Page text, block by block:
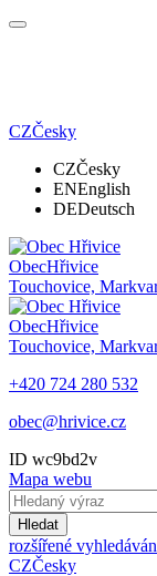
CZČesky
CZČesky
ENEnglish
DEDeutsch
ObecHřivice
Touchovice,
ObecHřivice
Touchovice,
+420 724 280 532
obec@hrivice.cz
ID wc9bd2v
Mapa webu
Hledat
rozšířené
CZČesky